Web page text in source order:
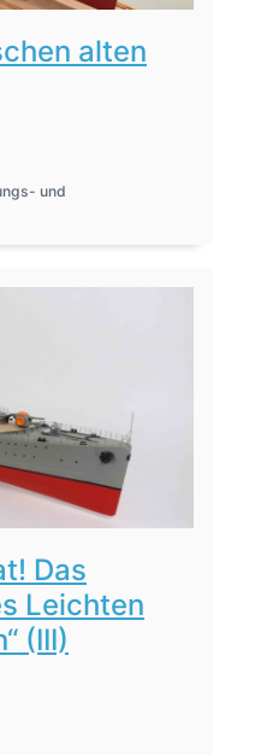
alten
und
Das
Leichten
(III)